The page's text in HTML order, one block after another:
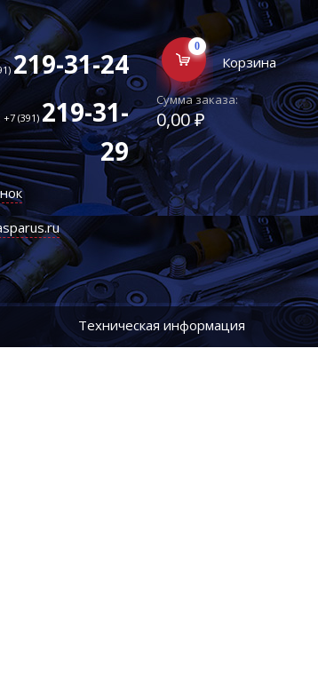
219-31-24
+7 (391)219-31-
29
0
Корзина
Сумма заказа:
0,00 ₽
Техническая информация